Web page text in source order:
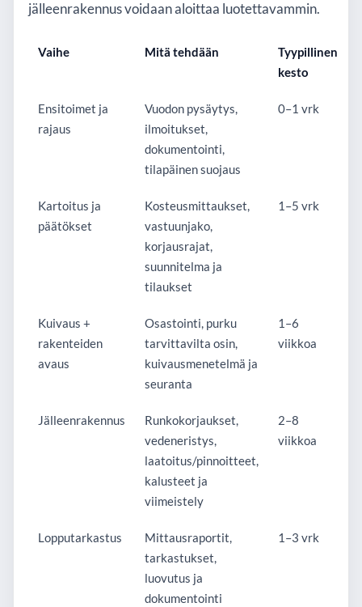
jälleenrakennus voidaan aloittaa luotettavammin.
Vaihe Mitä tehdään
Tyypillinen
kesto
Ensitoimet ja
rajaus
Vuodon pysäytys,
ilmoitukset,
dokumentointi,
tilapäinen suojaus
0–1 vrk
Kartoitus ja
päätökset
Kosteusmittaukset,
vastuunjako,
korjausrajat,
suunnitelma ja
tilaukset
1–5 vrk
Kuivaus +
rakenteiden
avaus
Osastointi, purku
tarvittavilta osin,
kuivausmenetelmä ja
seuranta
1–6
viikkoa
Jälleenrakennus
Runkokorjaukset,
vedeneristys,
laatoitus/pinnoitteet,
kalusteet ja
viimeistely
2–8
viikkoa
Lopputarkastus
Mittausraportit,
tarkastukset,
luovutus ja
dokumentointi
1–3 vrk